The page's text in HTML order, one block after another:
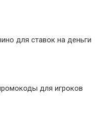
для ставок на деньги
для игроков